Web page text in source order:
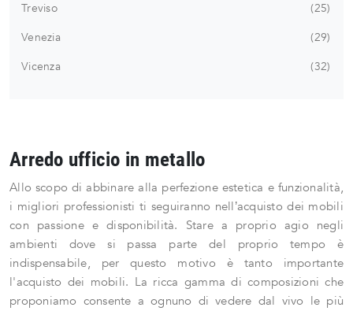
Treviso
25
Venezia
29
Vicenza
32
Arredo ufficio in metallo
Allo scopo di abbinare alla perfezione estetica e funzionalità,
i migliori professionisti ti seguiranno nell’acquisto dei mobili
con passione e disponibilità. Stare a proprio agio negli
ambienti dove si passa parte del proprio tempo è
indispensabile, per questo motivo è tanto importante
l'acquisto dei mobili. La ricca gamma di composizioni che
proponiamo consente a ognuno di vedere dal vivo le più